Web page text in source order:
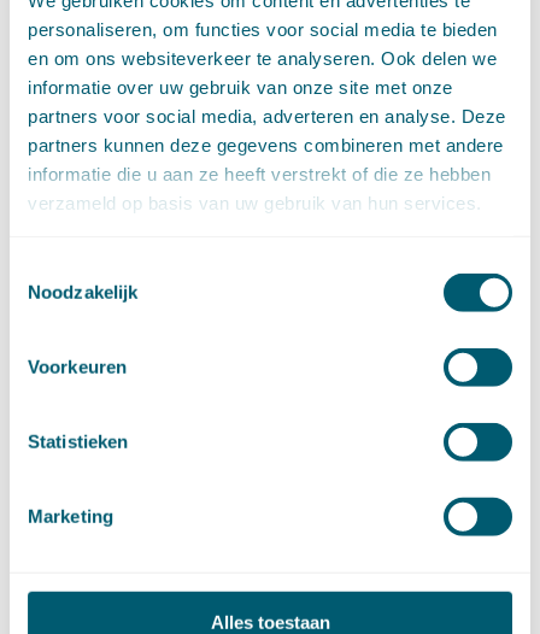
personaliseren, om functies voor social media te bieden
en om ons websiteverkeer te analyseren. Ook delen we
informatie over uw gebruik van onze site met onze
partners voor social media, adverteren en analyse. Deze
partners kunnen deze gegevens combineren met andere
informatie die u aan ze heeft verstrekt of die ze hebben
verzameld op basis van uw gebruik van hun services.
Noodzakelijk
Voorkeuren
Statistieken
Marketing
Alles toestaan
Cassatievlog #171 | Uitzondering op het
terugverwijsverbod bij de WAMCA?
Cassatieblog #170 | Gokkers krijgen geen geld terug
Cassatievlog #169 | Gezag van gewijsde in
belastingzaken?
Kansspelovereenkomsten met een illegale aanbieder
zijn niet nietig
DOSSIERS
Aansprakelijkheid en schadevergoeding
Arbeidsrecht
Caribisch recht (Aruba, Curaçao en Sint Maarten, BES)
(71)
Financieel recht
Goederenrecht
Huurrecht
Huwelijksvermogensrecht
Internationaal privaatrecht(89)
Internationaal publiekrecht